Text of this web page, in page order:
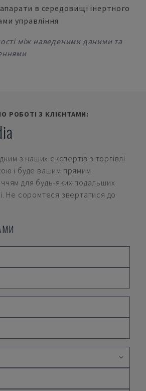
в середовищі інертного
управління
між наведеними даними та
РОБОТІ З КЛІЄНТАМИ:
з наших експертів з торгівлі
і буде вашим прямим
для будь-яких подальших
Не соромтеся звертатися до